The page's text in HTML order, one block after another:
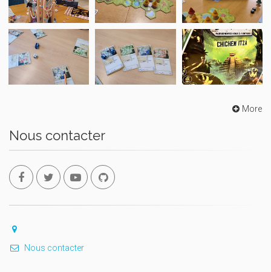
More
Nous contacter
Nous contacter